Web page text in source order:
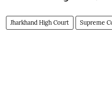
Jharkhand High Court Supreme